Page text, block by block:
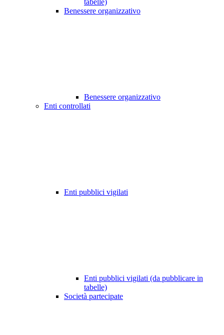
tabelle)
Benessere organizzativo
Benessere organizzativo
Enti controllati
Enti pubblici vigilati
Enti pubblici vigilati (da pubblicare in
tabelle)
Società partecipate